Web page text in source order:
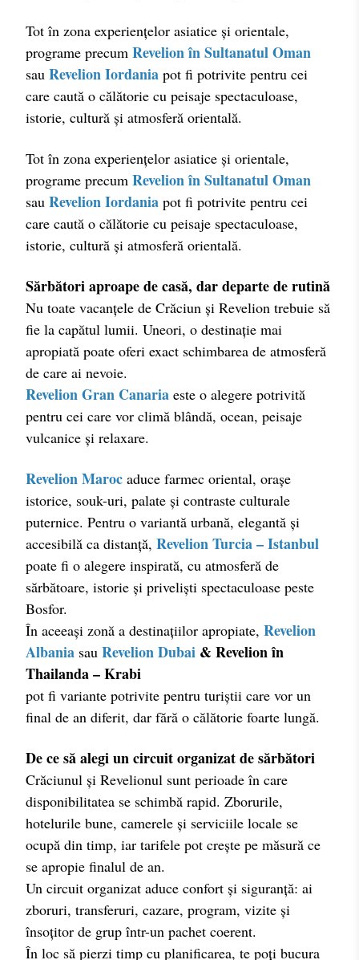
Tot în zona experiențelor asiatice și orientale,
programe precum Revelion în Sultanatul Oman
sau Revelion Iordania pot fi potrivite pentru cei
care caută o călătorie cu peisaje spectaculoase,
istorie, cultură și atmosferă orientală.
Tot în zona experiențelor asiatice și orientale,
programe precum Revelion în Sultanatul Oman
sau Revelion Iordania pot fi potrivite pentru cei
care caută o călătorie cu peisaje spectaculoase,
istorie, cultură și atmosferă orientală.
Sărbători aproape de casă, dar departe de rutină
Nu toate vacanțele de Crăciun și Revelion trebuie să
fie la capătul lumii. Uneori, o destinație mai
apropiată poate oferi exact schimbarea de atmosferă
de care ai nevoie.
Revelion Gran Canaria este o alegere potrivită
pentru cei care vor climă blândă, ocean, peisaje
vulcanice și relaxare.
Revelion Maroc aduce farmec oriental, orașe
istorice, souk-uri, palate și contraste culturale
puternice. Pentru o variantă urbană, elegantă și
accesibilă ca distanță, Revelion Turcia – Istanbul
poate fi o alegere inspirată, cu atmosferă de
sărbătoare, istorie și priveliști spectaculoase peste
Bosfor.
În aceeași zonă a destinațiilor apropiate, Revelion
Albania sau Revelion Dubai & Revelion în
Thailanda – Krabi
pot fi variante potrivite pentru turiștii care vor un
final de an diferit, dar fără o călătorie foarte lungă.
De ce să alegi un circuit organizat de sărbători
Crăciunul și Revelionul sunt perioade în care
disponibilitatea se schimbă rapid. Zborurile,
hotelurile bune, camerele și serviciile locale se
ocupă din timp, iar tarifele pot crește pe măsură ce
se apropie finalul de an.
Un circuit organizat aduce confort și siguranță: ai
zboruri, transferuri, cazare, program, vizite și
însoțitor de grup într-un pachet coerent.
În loc să pierzi timp cu planificarea, te poți bucura